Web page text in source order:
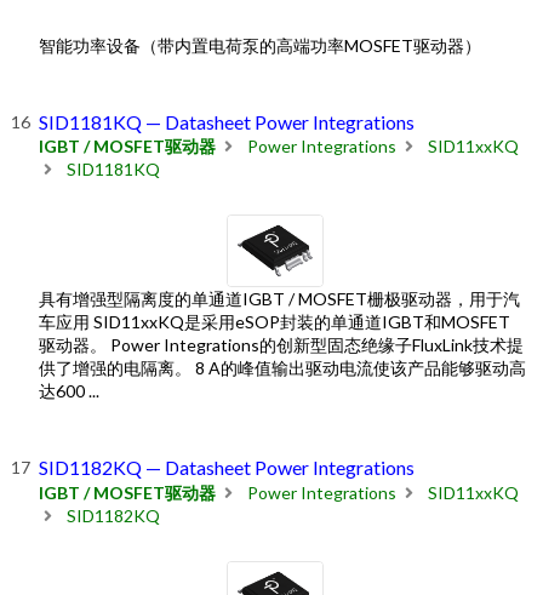
智能功率设备（带内置电荷泵的高端功率MOSFET驱动器）
SID1181KQ — Datasheet Power Integrations
IGBT / MOSFET驱动器 Power Integrations
SID11xxKQ
SID1181KQ
具有增强型隔离度的单通道IGBT / MOSFET栅极驱动器，用于汽
车应用 SID11xxKQ是采用eSOP封装的单通道IGBT和MOSFET
驱动器。 Power Integrations的创新型固态绝缘子FluxLink技术提
供了增强的电隔离。 8 A的峰值输出驱动电流使该产品能够驱动高
达600 ...
SID1182KQ — Datasheet Power Integrations
IGBT / MOSFET驱动器 Power Integrations
SID11xxKQ
SID1182KQ